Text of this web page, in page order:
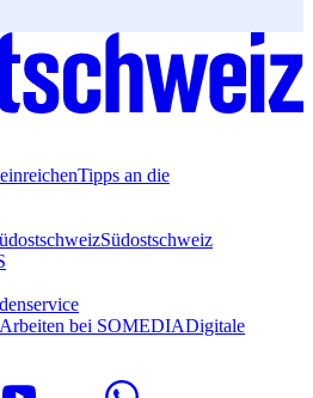
Tipps an die
Südostschweiz
Arbeiten bei SOMEDIADigitale